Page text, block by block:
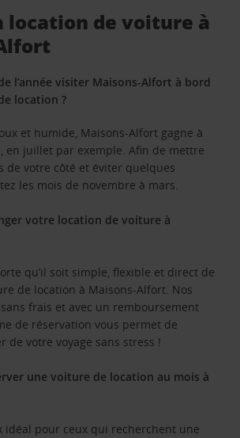
location de voiture à
l’année visiter Maisons-Alfort à bord
location ?
et humide, Maisons-Alfort gagne à
en juillet par exemple. Afin de mettre
de votre côté et éviter quelques
les mois de novembre à mars.
votre location de voiture à
qu’il soit simple, flexible et direct de
de location à Maisons-Alfort. Nos
frais et avec un remboursement
de réservation vous permet de
de votre voyage sans stress !
une voiture de location au mois à
idéal pour ceux qui recherchent une